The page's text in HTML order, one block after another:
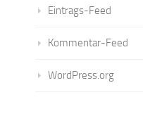
Eintrags-Feed
Kommentar-Feed
WordPress.org